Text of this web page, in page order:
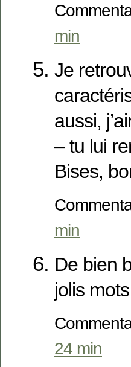
min
Je
aussi,
– tu lui
Bises,
min
De bien
jolis mots
24 min